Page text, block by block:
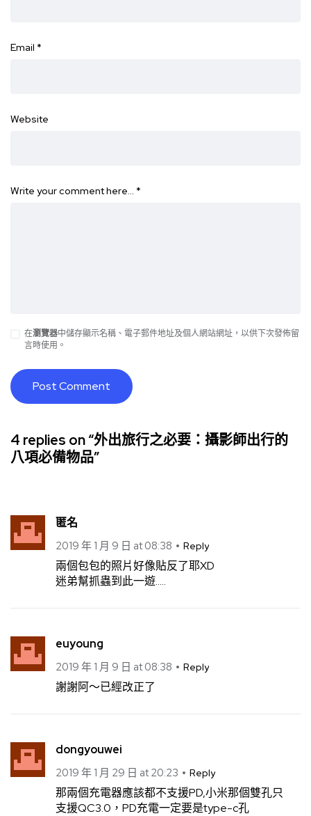
Email *
Website
Write your comment here… *
在瀏覽器中儲存顯示名稱、電子郵件地址及個人網站網址，以供下次發佈留
言時使用。
4 replies on “外出旅行之必要：攝影師出行的
八項必備物品”
匿名
2019 年 1 月 9 日 at 08:38 Reply
兩個包包的照片好像貼反了耶XD
迷弟幫抓蟲到此一遊…..
euyoung
2019 年 1 月 9 日 at 08:38 Reply
謝謝阿～已經改正了
dongyouwei
2019 年 1 月 29 日 at 20:23 Reply
那兩個充電器應該都不支援PD,小米那個雙孔只
支援QC3.0，PD充電一定要是type-c孔